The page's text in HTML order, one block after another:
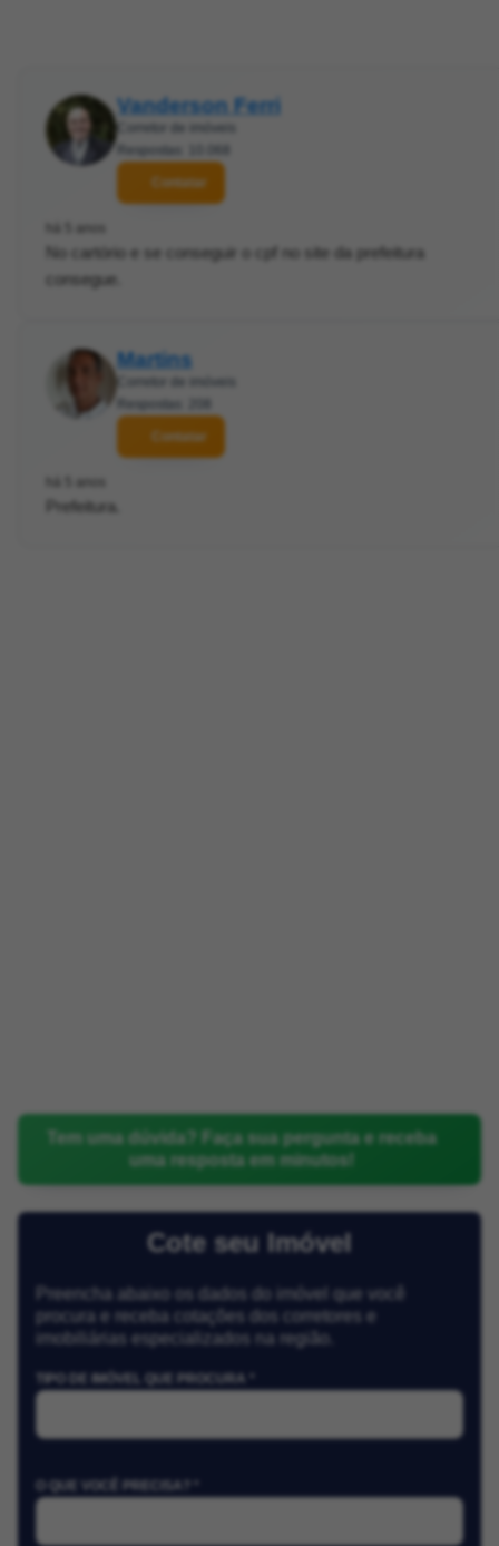
Vanderson Ferri
Corretor de imóveis
Respostas: 10.068
Contatar
há 5 anos
No cartório e se conseguir o cpf no site da prefeitura
consegue.
Martins
Corretor de imóveis
Respostas: 208
Contatar
há 5 anos
Prefeitura.
Tem uma dúvida? Faça sua pergunta e receba
uma resposta em minutos!
Cote seu Imóvel
Preencha abaixo os dados do imóvel que você
procura e receba cotações dos corretores e
imobiliárias especializados na região.
TIPO DE IMÓVEL QUE PROCURA *
O QUE VOCÊ PRECISA? *